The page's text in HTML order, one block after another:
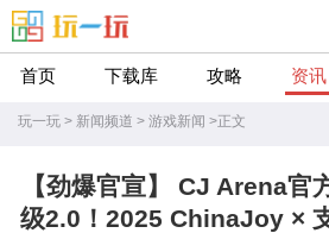
首页 下载库 攻略 资讯
玩一玩 > 新闻频道 > 游戏新闻 >正文
【劲爆官宣】 CJ Arena官
级2.0！2025 ChinaJoy ×